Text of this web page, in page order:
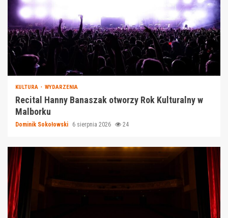
KULTURA WYDARZENIA
Recital Hanny Banaszak otworzy Rok Kulturalny w
Malborku
Dominik Sokołowski 6 sierpnia 2026 24